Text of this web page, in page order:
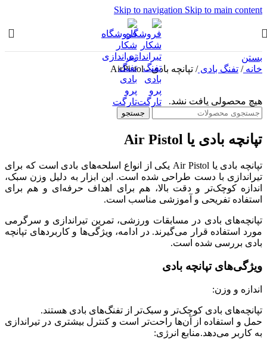
Skip to navigation Skip to main content
بستن
خانه/ تفنگ بادی/ تپانچه بادی - AirPistol
هیچ محصولی یافت نشد.
جستجو
تپانچه بادی یا Air Pistol
تپانچه بادی یا Air Pistol یکی از انواع اسلحه‌های بادی است که برای
تیراندازی با دست طراحی شده است. این ابزار به دلیل وزن سبک،
اندازه کوچک‌تر و دقت بالا، هم برای اهداف حرفه‌ای و هم برای
استفاده تفریحی و آموزشی مناسب است.
تپانچه‌های بادی در مسابقات ورزشی، تمرین تیراندازی و سرگرمی
مورد استفاده قرار می‌گیرند. در ادامه، ویژگی‌ها و کاربردهای تپانچه
بادی بررسی شده است.
ویژگی‌های تپانچه بادی
اندازه و وزن:
تپانچه‌های بادی کوچک‌تر و سبک‌تر از تفنگ‌های بادی هستند.
حمل و استفاده از آن‌ها راحت‌تر است و کنترل بیشتری در تیراندازی
به کاربر می‌دهد.منابع انرژی: